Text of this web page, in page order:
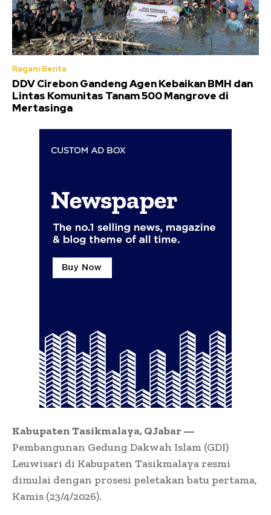
Ragam Berita
DDV Cirebon Gandeng Agen Kebaikan BMH dan
Lintas Komunitas Tanam 500 Mangrove di
Mertasinga
Kabupaten Tasikmalaya, QJabar —
Pembangunan Gedung Dakwah Islam (GDI)
Leuwisari di Kabupaten Tasikmalaya resmi
dimulai dengan prosesi peletakan batu pertama,
Kamis (23/4/2026).